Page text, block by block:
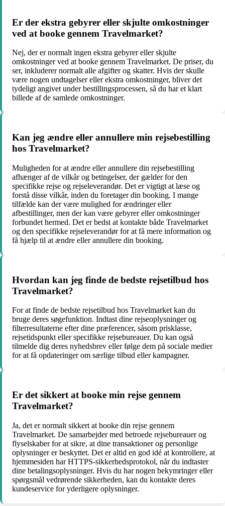
Er der ekstra gebyrer eller skjulte omkostninger
ved at booke gennem Travelmarket?
Nej, der er normalt ingen ekstra gebyrer eller skjulte
omkostninger ved at booke gennem Travelmarket. De priser, du
ser, inkluderer normalt alle afgifter og skatter. Hvis der skulle
være nogen undtagelser eller ekstra omkostninger, bliver det
tydeligt angivet under bestillingsprocessen, så du har et klart
billede af de samlede omkostninger.
Kan jeg ændre eller annullere min rejsebestilling
hos Travelmarket?
Muligheden for at ændre eller annullere din rejsebestilling
afhænger af de vilkår og betingelser, der gælder for den
specifikke rejse og rejseleverandør. Det er vigtigt at læse og
forstå disse vilkår, inden du foretager din booking. I mange
tilfælde kan der være mulighed for ændringer eller
afbestillinger, men der kan være gebyrer eller omkostninger
forbundet hermed. Det er bedst at kontakte både Travelmarket
og den specifikke rejseleverandør for at få mere information og
få hjælp til at ændre eller annullere din booking.
Hvordan kan jeg finde de bedste rejsetilbud hos
Travelmarket?
For at finde de bedste rejsetilbud hos Travelmarket kan du
bruge deres søgefunktion. Indtast dine rejseoplysninger og
filterresultaterne efter dine præferencer, såsom prisklasse,
rejsetidspunkt eller specifikke rejsebureauer. Du kan også
tilmelde dig deres nyhedsbrev eller følge dem på sociale medier
for at få opdateringer om særlige tilbud eller kampagner.
Er det sikkert at booke min rejse gennem
Travelmarket?
Ja, det er normalt sikkert at booke din rejse gennem
Travelmarket. De samarbejder med betroede rejsebureauer og
flyselskaber for at sikre, at dine transaktioner og personlige
oplysninger er beskyttet. Det er altid en god idé at kontrollere, at
hjemmesiden har HTTPS-sikkerhedsprotokol, når du indtaster
dine betalingsoplysninger. Hvis du har nogen bekymringer eller
spørgsmål vedrørende sikkerheden, kan du kontakte deres
kundeservice for yderligere oplysninger.